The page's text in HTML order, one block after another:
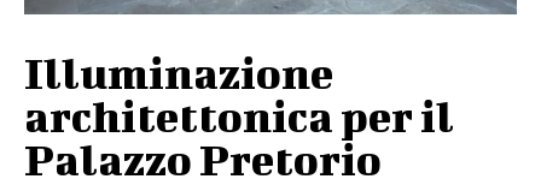
Illuminazione
architettonica per il
Palazzo Pretorio